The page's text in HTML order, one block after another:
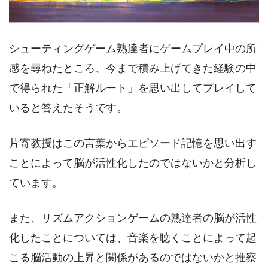
シューティングゲーム熟達者にゲームプレイ中の所
感を尋ねたところ、今まで積み上げてきた経験の中
で得られた「正解ルート」を思い出してプレイして
いると答えたそうです。
片寄教授はこの言葉からエピソード記憶を思い出す
ことによって脳が活性化したのではないかと分析し
ています。
また、リズムアクションゲームの熟達者の脳が活性
化したことについては、音楽を聴くことによって起
こる脳活動の上昇と関係があるのではないかと推察